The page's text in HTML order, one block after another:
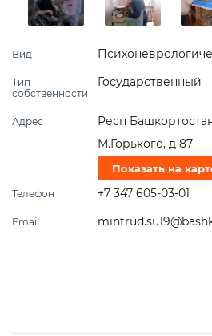
Вид
Тип
собственности
Государственный
Адрес
Респ
М.Горького, д 87
Показать на
Телефон +7 347 605-03-01
Email